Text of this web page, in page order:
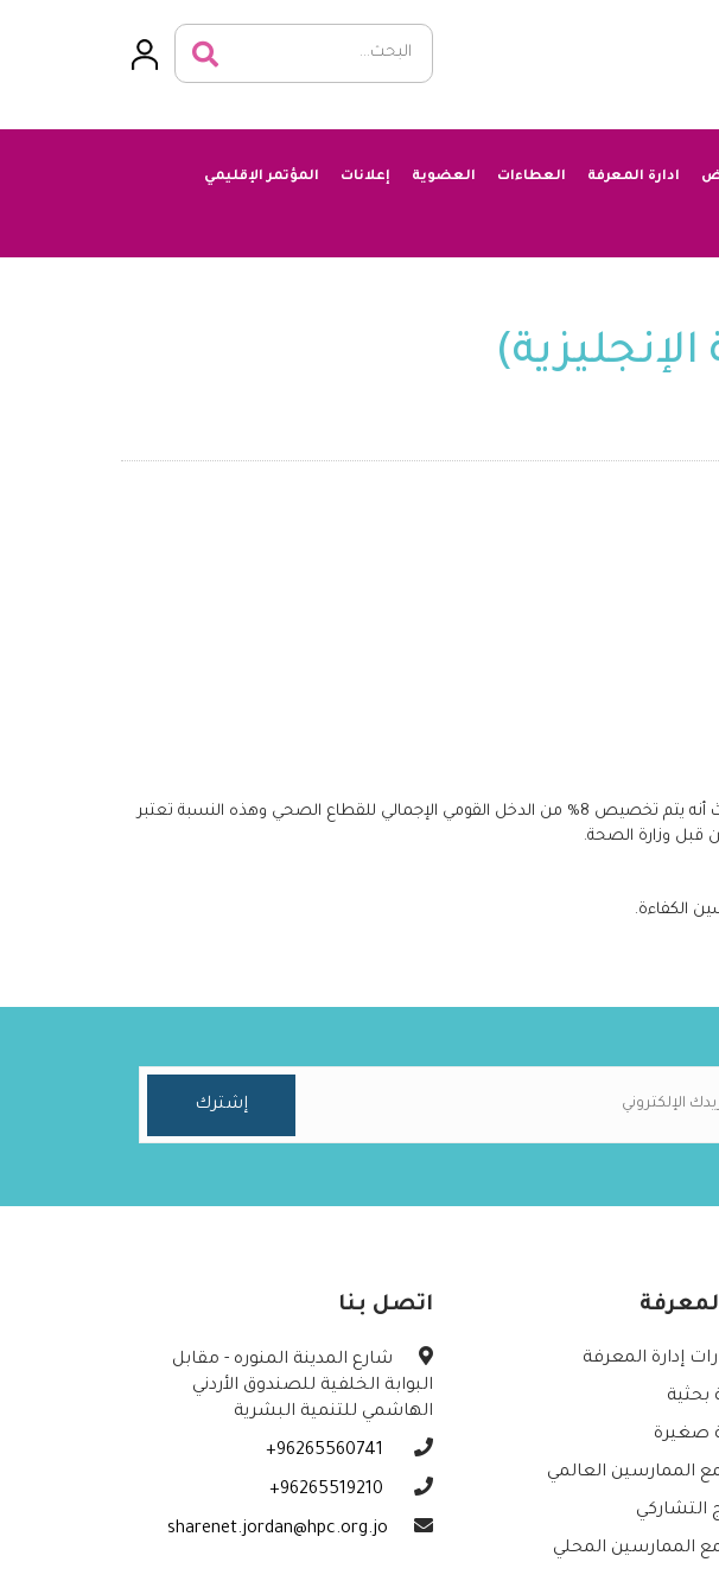
ادارة المعرفة العطاءات العضوية إعلانات المؤتمر الإقليمي
أهم النتائج : يعتبر أن وضع الرعاية الصحية ومخرجاتها في الأردن أفضل من البلدان الأخرى في نفس الإقليم. حيث أنه يتم تخصيص 8% من الدخل القومي الإجمالي للقطاع الصحي وهذه النسبة تعتبر
قبل وزارة الصحة.
الكفاءة.
إدارة المعرفة
بحثية
صغيرة
الممارسين العالمي
التشاركي
الممارسين المحلي
اتصل بنا
شارع المدينة المنوره - مقابل
البوابة الخلفية للصندوق الأردني
الهاشمي للتنمية البشرية
sharenet.jordan@hpc.org.jo